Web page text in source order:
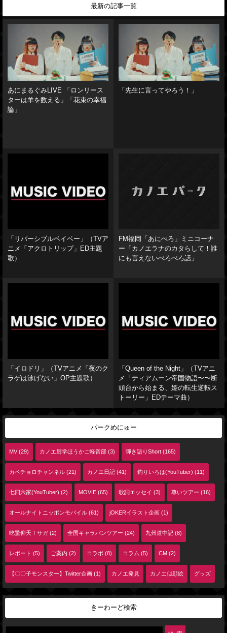
最新の記事一覧
あにまるぐみLIVE 「ロンリース
ターは羊を数える」「花束の幸福
論」
「先生に言ってやろう！」
「リバーシブルベイベー」（TVア
ニメ「アクロトリップ」ED主題
歌）
FM福岡「あにぺろ」ミニコーナ
ー「カノエラナのカタらして！誰
にも言えないぺろぺろ話」
「イロドリ」（TVアニメ「夜のク
ラゲは泳げない」OP主題歌）
「Queen of the Night」（TVアニ
メ「ティアムーン帝国物語〜〜断
頭台から始まる、姫の転生逆転ス
トーリー」EDテーマ曲）
パークめにゅー
MV (29) カノエ厨学ほうかご軽音部 (3) 弾き語りShort (165)
カベチョロチャンネル (21) カノエ日記 (41) 釣りいろは(YouTuber) (11)
七四六家(YouTuber) (2) MOVIE (65) 歌詞エッセイ (3) 尊いツアー (16)
オールナイトニッポンモバイル (61) jOKERイラスト企画 (1)
吃驚仰天！サガ (2) 全国キャラバンツアー (24) 九州道中記 (8)
レポート (5) ご案内 (2) コラボ (8) コラム (5) CM (2)
【〇〇子モンスター】Twitter企画 (1) カノエ発見 カノエ似顔絵 グッズ
きーわーど検索